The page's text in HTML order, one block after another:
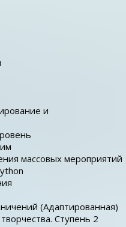
и
массовых мероприятий
(Адаптированная)
Ступень 2